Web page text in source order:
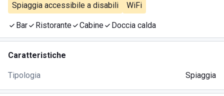
Spiaggia accessibile a disabili WiFi
Bar Ristorante Cabine Doccia calda
Caratteristiche
Tipologia Spiaggia